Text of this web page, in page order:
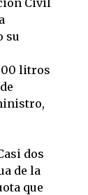
su
litros
dos
de la
que